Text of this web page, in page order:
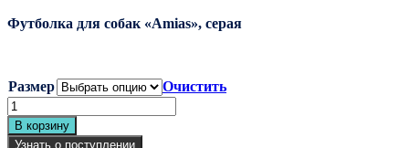
Футболка для собак «Amias», серая
Размер
Очистить
Количество
товара
Футболка
В корзину
Узнать о поступлении